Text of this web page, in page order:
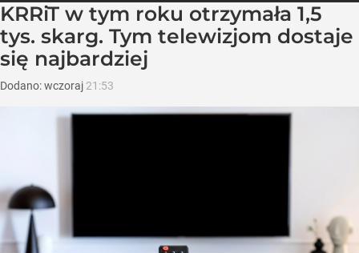
KRRiT w tym roku otrzymała 1,5
tys. skarg. Tym telewizjom dostaje
się najbardziej
Dodano:wczoraj 21:53